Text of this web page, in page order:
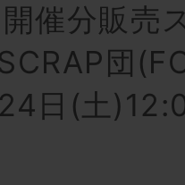
催分販売
団
日(土